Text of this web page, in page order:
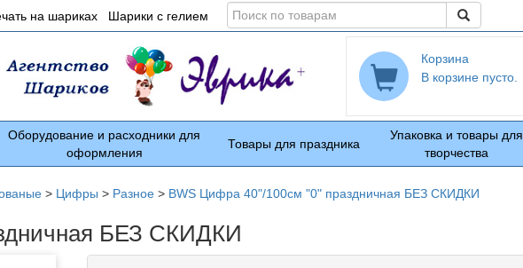
на шариках Шарики с гелием
Поиск
товарам
Корзина
В корзине пусто.
Оборудование и расходники для
оформления
Товары для праздника
Упаковка и товары для
творчества
> Цифры > Разное > BWS Цифра 40"/100см "0" праздничная БЕЗ СКИДКИ
БЕЗ СКИДКИ